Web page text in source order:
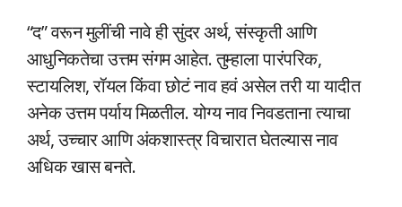
“द” वरून मुलींची नावे ही सुंदर अर्थ, संस्कृती आणि
आधुनिकतेचा उत्तम संगम आहेत. तुम्हाला पारंपरिक,
स्टायलिश, रॉयल किंवा छोटं नाव हवं असेल तरी या यादीत
अनेक उत्तम पर्याय मिळतील. योग्य नाव निवडताना त्याचा
अर्थ, उच्चार आणि अंकशास्त्र विचारात घेतल्यास नाव
अधिक खास बनते.